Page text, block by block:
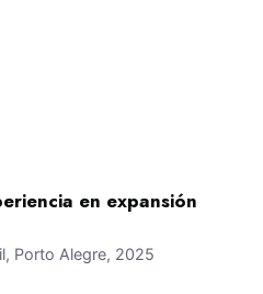
en expansión
Porto Alegre, 2025